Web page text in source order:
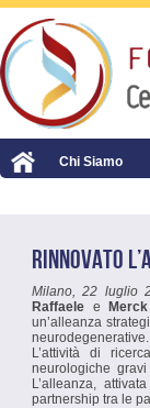
Chi Siamo
RINNOVATO
Milano, 22 luglio
Raffaele e
un’alleanza
neurodegenerative.
L’attività di
neurologiche
L’alleanza,
partnership tra le